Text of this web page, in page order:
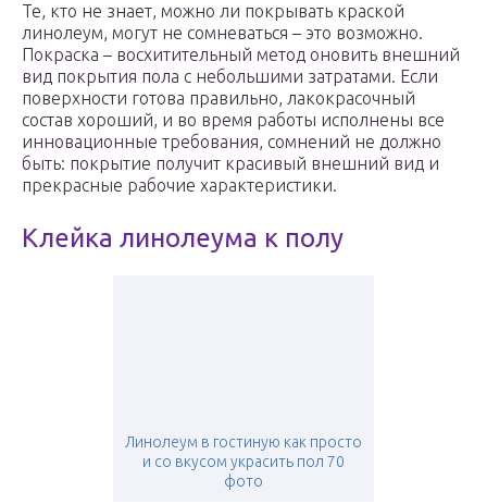
Те, кто не знает, можно ли покрывать краской
линолеум, могут не сомневаться – это возможно.
Покраска – восхитительный метод оновить внешний
вид покрытия пола с небольшими затратами. Если
поверхности готова правильно, лакокрасочный
состав хороший, и во время работы исполнены все
инновационные требования, сомнений не должно
быть: покрытие получит красивый внешний вид и
прекрасные рабочие характеристики.
Клейка линолеума к полу
Линолеум в гостиную как просто
и со вкусом украсить пол 70
фото